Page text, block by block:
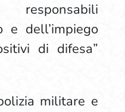
e dell’impiego
di difesa”
militare e